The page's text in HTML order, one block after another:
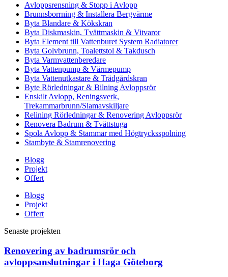
Avloppsrensning & Stopp i Avlopp
Brunnsborrning & Installera Bergvärme
Byta Blandare & Kökskran
Byta Diskmaskin, Tvättmaskin & Vitvaror
Byta Element till Vattenburet System Radiatorer
Byta Golvbrunn, Toalettstol & Takdusch
Byta Varmvattenberedare
Byta Vattenpump & Värmepump
Byta Vattenutkastare & Trädgårdskran
Byte Rörledningar & Bilning Avloppsrör
Enskilt Avlopp, Reningsverk,
Trekammarbrunn/Slamavskiljare
Relining Rörledningar & Renovering Avloppsrör
Renovera Badrum & Tvättstuga
Spola Avlopp & Stammar med Högtrycksspolning
Stambyte & Stamrenovering
Blogg
Projekt
Offert
Blogg
Projekt
Offert
Senaste projekten
Renovering av badrumsrör och
avloppsanslutningar i Haga Göteborg